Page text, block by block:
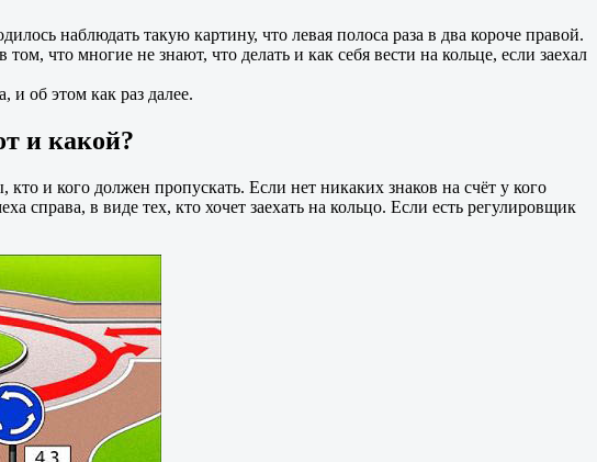
наблюдать такую картину, что левая полоса раза в два короче правой.
что многие не знают, что делать и как себя вести на кольце, если заехал
и об этом как раз далее.
и какой?
и кого должен пропускать. Если нет никаких знаков на счёт у кого
справа, в виде тех, кто хочет заехать на кольцо. Если есть регулировщик